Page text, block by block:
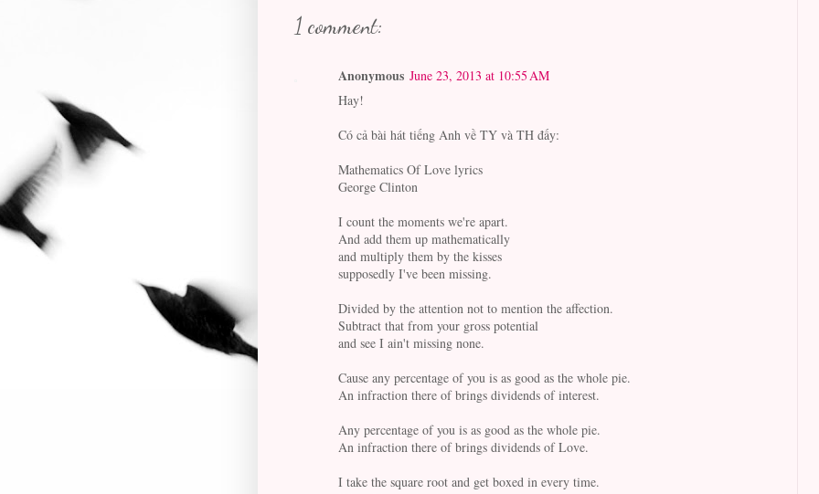
1 comment:
Anonymous June 23, 2013 at 10:55 AM
Hay!
Có cả bài hát tiếng Anh về TY và TH đấy:
Mathematics Of Love lyrics
George Clinton
I count the moments we're apart.
And add them up mathematically
and multiply them by the kisses
supposedly I've been missing.
Divided by the attention not to mention the affection.
Subtract that from your gross potential
and see I ain't missing none.
Cause any percentage of you is as good as the whole pie.
An infraction there of brings dividends of interest.
Any percentage of you is as good as the whole pie.
An infraction there of brings dividends of Love.
I take the square root and get boxed in every time.